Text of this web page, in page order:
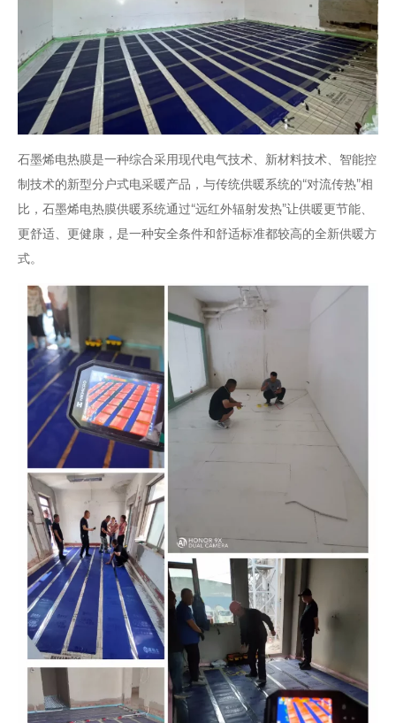
石墨烯电热膜是一种综合采用现代电气技术、新材料技术、智能控
制技术的新型分户式电采暖产品，与传统供暖系统的“对流传热”相
比，石墨烯电热膜供暖系统通过“远红外辐射发热”让供暖更节能、
更舒适、更健康，是一种安全条件和舒适标准都较高的全新供暖方
式。